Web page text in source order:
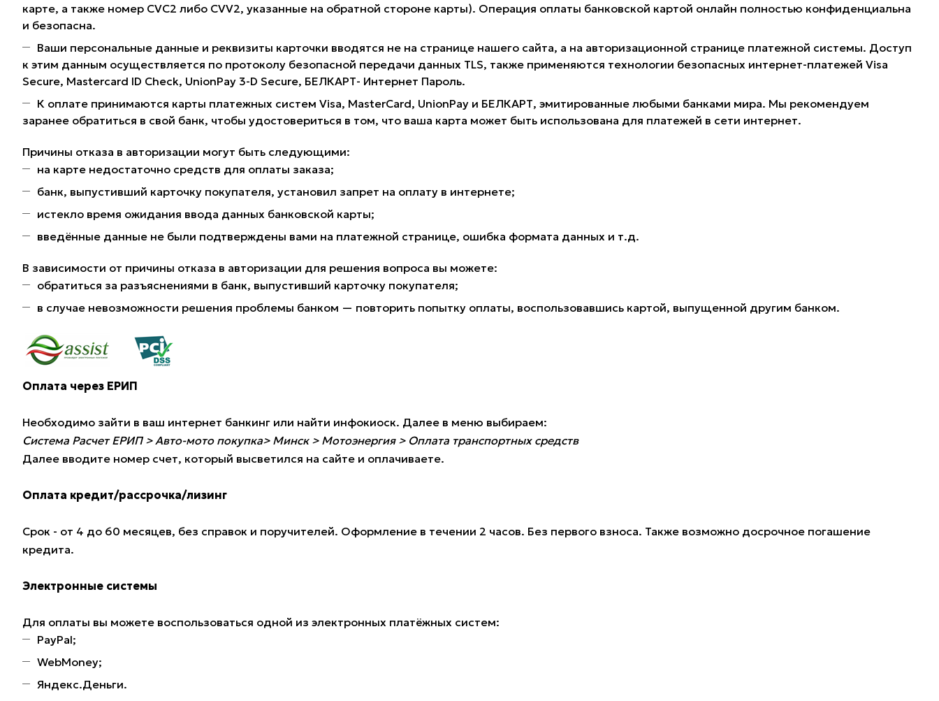
карте, а также номер CVC2 либо CVV2, указанные на обратной стороне карты). Операция оплаты банковской картой онлайн полностью конфиденциальна
и безопасна.
Ваши персональные данные и реквизиты карточки вводятся не на странице нашего сайта, а на авторизационной странице платежной системы. Доступ
к этим данным осуществляется по протоколу безопасной передачи данных TLS, также применяются технологии безопасных интернет-платежей Visa
Secure, Mastercard ID Check, UnionPay 3-D Secure, БЕЛКАРТ- Интернет Пароль.
К оплате принимаются карты платежных систем Visa, MasterCard, UnionPay и БЕЛКАРТ, эмитированные любыми банками мира. Мы рекомендуем
заранее обратиться в свой банк, чтобы удостовериться в том, что ваша карта может быть использована для платежей в сети интернет.
Причины отказа в авторизации могут быть следующими:
на карте недостаточно средств для оплаты заказа;
банк, выпустивший карточку покупателя, установил запрет на оплату в интернете;
истекло время ожидания ввода данных банковской карты;
введённые данные не были подтверждены вами на платежной странице, ошибка формата данных и т.д.
В зависимости от причины отказа в авторизации для решения вопроса вы можете:
обратиться за разъяснениями в банк, выпустивший карточку покупателя;
в случае невозможности решения проблемы банком — повторить попытку оплаты, воспользовавшись картой, выпущенной другим банком.
Оплата через ЕРИП
Необходимо зайти в ваш интернет банкинг или найти инфокиоск. Далее в меню выбираем:
Система Расчет ЕРИП > Авто-мото покупка> Минск > Мотоэнергия > Оплата транспортных средств
Далее вводите номер счет, который высветился на сайте и оплачиваете.
Оплата кредит/рассрочка/лизинг
Срок - от 4 до 60 месяцев, без справок и поручителей. Оформление в течении 2 часов. Без первого взноса. Также возможно досрочное погашение
кредита.
Электронные системы
Для оплаты вы можете воспользоваться одной из электронных платёжных систем:
PayPal;
WebMoney;
Яндекс.Деньги.